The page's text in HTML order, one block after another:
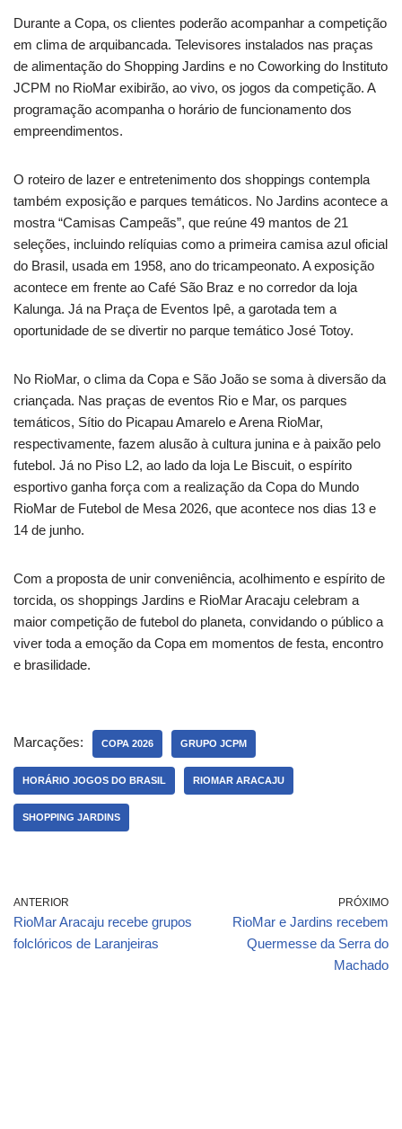
Durante a Copa, os clientes poderão acompanhar a competição
em clima de arquibancada. Televisores instalados nas praças
de alimentação do Shopping Jardins e no Coworking do Instituto
JCPM no RioMar exibirão, ao vivo, os jogos da competição. A
programação acompanha o horário de funcionamento dos
empreendimentos.
O roteiro de lazer e entretenimento dos shoppings contempla
também exposição e parques temáticos. No Jardins acontece a
mostra “Camisas Campeãs”, que reúne 49 mantos de 21
seleções, incluindo relíquias como a primeira camisa azul oficial
do Brasil, usada em 1958, ano do tricampeonato. A exposição
acontece em frente ao Café São Braz e no corredor da loja
Kalunga. Já na Praça de Eventos Ipê, a garotada tem a
oportunidade de se divertir no parque temático José Totoy.
No RioMar, o clima da Copa e São João se soma à diversão da
criançada. Nas praças de eventos Rio e Mar, os parques
temáticos, Sítio do Picapau Amarelo e Arena RioMar,
respectivamente, fazem alusão à cultura junina e à paixão pelo
futebol. Já no Piso L2, ao lado da loja Le Biscuit, o espírito
esportivo ganha força com a realização da Copa do Mundo
RioMar de Futebol de Mesa 2026, que acontece nos dias 13 e
14 de junho.
Com a proposta de unir conveniência, acolhimento e espírito de
torcida, os shoppings Jardins e RioMar Aracaju celebram a
maior competição de futebol do planeta, convidando o público a
viver toda a emoção da Copa em momentos de festa, encontro
e brasilidade.
Marcações: COPA 2026 GRUPO JCPM
HORÁRIO JOGOS DO BRASIL RIOMAR ARACAJU
SHOPPING JARDINS
ANTERIOR
RioMar Aracaju recebe grupos
folclóricos de Laranjeiras
PRÓXIMO
RioMar e Jardins recebem
Quermesse da Serra do
Machado